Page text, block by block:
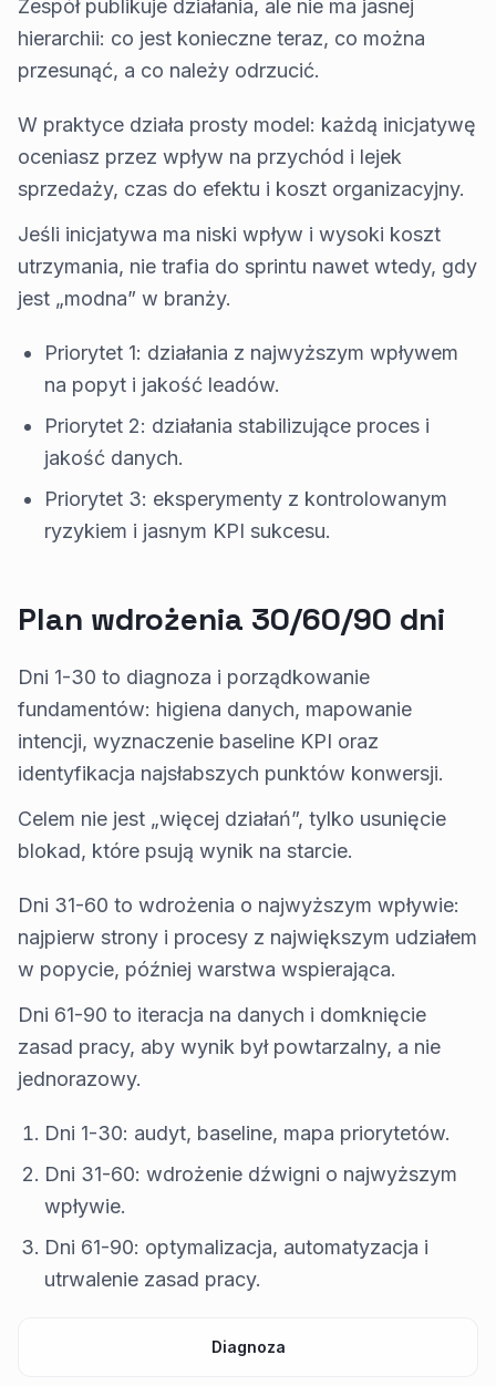
Zespół publikuje działania, ale nie ma jasnej
hierarchii: co jest konieczne teraz, co można
przesunąć, a co należy odrzucić.
W praktyce działa prosty model: każdą inicjatywę
oceniasz przez wpływ na przychód i lejek
sprzedaży, czas do efektu i koszt organizacyjny.
Jeśli inicjatywa ma niski wpływ i wysoki koszt
utrzymania, nie trafia do sprintu nawet wtedy, gdy
jest „modna” w branży.
Priorytet 1: działania z najwyższym wpływem
na popyt i jakość leadów.
Priorytet 2: działania stabilizujące proces i
jakość danych.
Priorytet 3: eksperymenty z kontrolowanym
ryzykiem i jasnym KPI sukcesu.
Plan wdrożenia 30/60/90 dni
Dni 1-30 to diagnoza i porządkowanie
fundamentów: higiena danych, mapowanie
intencji, wyznaczenie baseline KPI oraz
identyfikacja najsłabszych punktów konwersji.
Celem nie jest „więcej działań”, tylko usunięcie
blokad, które psują wynik na starcie.
Dni 31-60 to wdrożenia o najwyższym wpływie:
najpierw strony i procesy z największym udziałem
w popycie, później warstwa wspierająca.
Dni 61-90 to iteracja na danych i domknięcie
zasad pracy, aby wynik był powtarzalny, a nie
jednorazowy.
Dni 1-30: audyt, baseline, mapa priorytetów.
Dni 31-60: wdrożenie dźwigni o najwyższym
wpływie.
Dni 61-90: optymalizacja, automatyzacja i
utrwalenie zasad pracy.
Diagnoza